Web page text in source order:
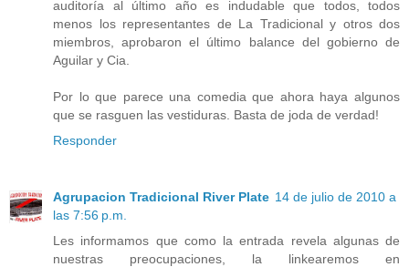
auditoría al último año es indudable que todos, todos
menos los representantes de La Tradicional y otros dos
miembros, aprobaron el último balance del gobierno de
Aguilar y Cia.
Por lo que parece una comedia que ahora haya algunos
que se rasguen las vestiduras. Basta de joda de verdad!
Responder
Agrupacion Tradicional River Plate 14 de julio de 2010 a
las 7:56 p.m.
Les informamos que como la entrada revela algunas de
nuestras preocupaciones, la linkearemos en